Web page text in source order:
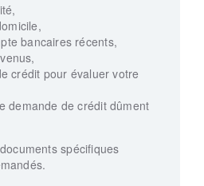
bancaires récents,
crédit pour évaluer votre
demande de crédit dûment
spécifiques